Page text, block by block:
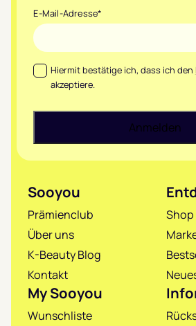
E-Mail-Adresse*
Datenschutz*
Hiermit bestätige ich, dass ich den
akzeptiere.
Sooyou
Prämienclub
Über uns
K-Beauty Blog
Kontakt
Shop
My Sooyou
Wunschliste